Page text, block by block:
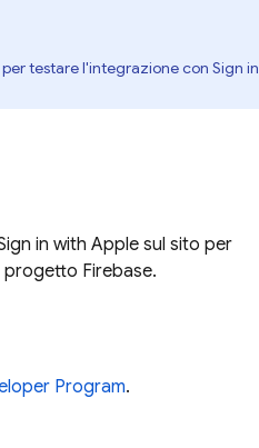
testare l'integrazione con Sign in
in with Apple sul sito per
Firebase.
Program.